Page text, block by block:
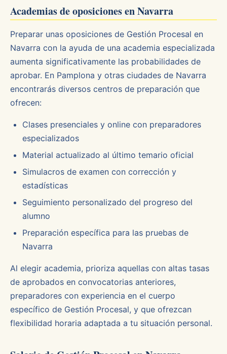
Academias de oposiciones en Navarra
Preparar unas oposiciones de Gestión Procesal en
Navarra con la ayuda de una academia especializada
aumenta significativamente las probabilidades de
aprobar. En Pamplona y otras ciudades de Navarra
encontrarás diversos centros de preparación que
ofrecen:
Clases presenciales y online con preparadores
especializados
Material actualizado al último temario oficial
Simulacros de examen con corrección y
estadísticas
Seguimiento personalizado del progreso del
alumno
Preparación específica para las pruebas de
Navarra
Al elegir academia, prioriza aquellas con altas tasas
de aprobados en convocatorias anteriores,
preparadores con experiencia en el cuerpo
específico de Gestión Procesal, y que ofrezcan
flexibilidad horaria adaptada a tu situación personal.